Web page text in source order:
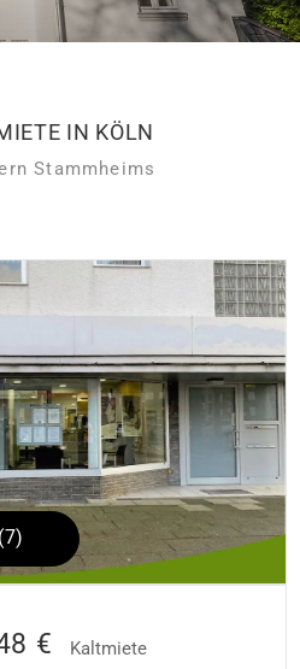
IN KÖLN
Stammheims
€ Kaltmiete